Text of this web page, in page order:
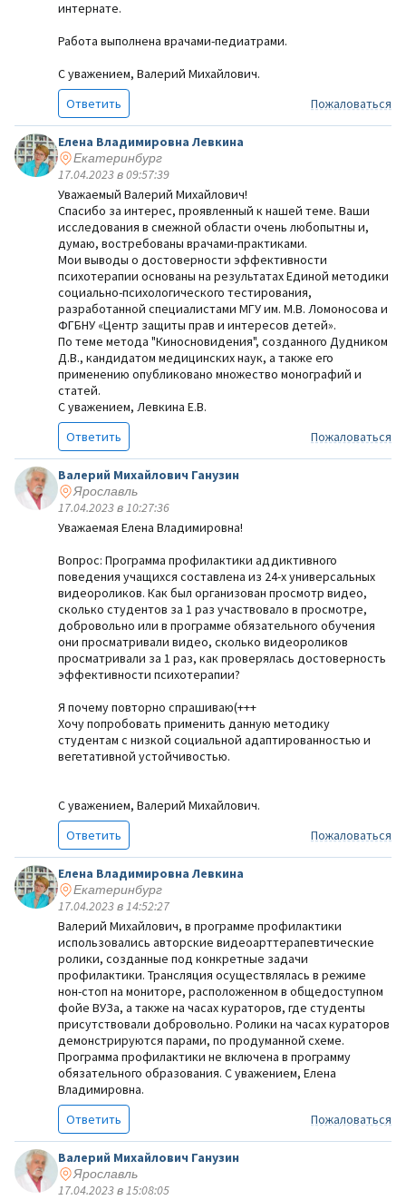
интернате.
Работа выполнена врачами-педиатрами.
С уважением, Валерий Михайлович.
Ответить
Пожаловаться
Елена Владимировна Левкина
Екатеринбург
17.04.2023 в 09:57:39
Уважаемый Валерий Михайлович!
Спасибо за интерес, проявленный к нашей теме. Ваши
исследования в смежной области очень любопытны и,
думаю, востребованы врачами-практиками.
Мои выводы о достоверности эффективности
психотерапии основаны на результатах Единой методики
социально-психологического тестирования,
разработанной специалистами МГУ им. М.В. Ломоносова и
ФГБНУ «Центр защиты прав и интересов детей».
По теме метода "Киносновидения", созданного Дудником
Д.В., кандидатом медицинских наук, а также его
применению опубликовано множество монографий и
статей.
С уважением, Левкина Е.В.
Ответить
Пожаловаться
Валерий Михайлович Ганузин
Ярославль
17.04.2023 в 10:27:36
Уважаемая Елена Владимировна!
Вопрос: Программа профилактики аддиктивного
поведения учащихся составлена из 24-х универсальных
видеороликов. Как был организован просмотр видео,
сколько студентов за 1 раз участвовало в просмотре,
добровольно или в программе обязательного обучения
они просматривали видео, сколько видеороликов
просматривали за 1 раз, как проверялась достоверность
эффективности психотерапии?
Я почему повторно спрашиваю(+++
Хочу попробовать применить данную методику
студентам с низкой социальной адаптированностью и
вегетативной устойчивостью.
С уважением, Валерий Михайлович.
Ответить
Пожаловаться
Елена Владимировна Левкина
Екатеринбург
17.04.2023 в 14:52:27
Валерий Михайлович, в программе профилактики
использовались авторские видеоарттерапевтические
ролики, созданные под конкретные задачи
профилактики. Трансляция осуществлялась в режиме
нон-стоп на мониторе, расположенном в общедоступном
фойе ВУЗа, а также на часах кураторов, где студенты
присутствовали добровольно. Ролики на часах кураторов
демонстрируются парами, по продуманной схеме.
Программа профилактики не включена в программу
обязательного образования. С уважением, Елена
Владимировна.
Ответить
Пожаловаться
Валерий Михайлович Ганузин
Ярославль
17.04.2023 в 15:08:05